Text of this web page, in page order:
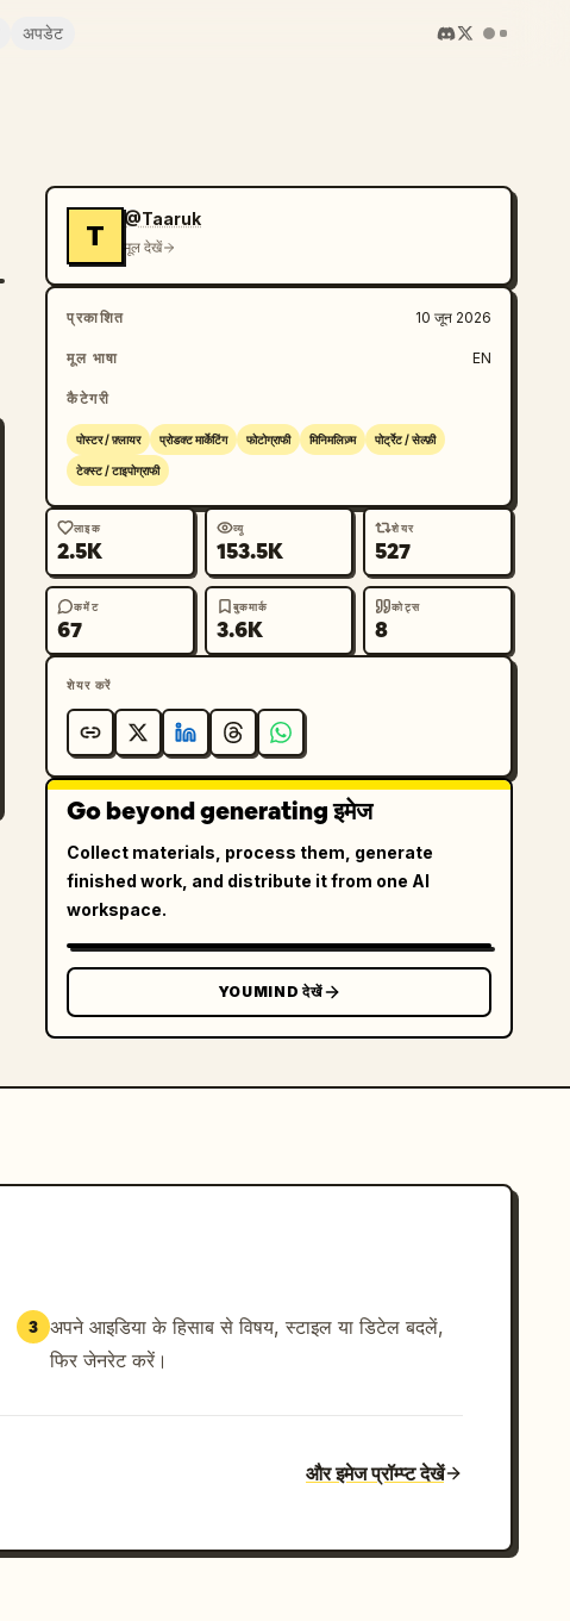
अपडेट
T
@Taaruk
मूल देखें
प्रकाशित 10 जून 2026
मूल भाषा EN
कैटेगरी
पोस्टर / फ़्लायर प्रोडक्ट मार्केटिंग फोटोग्राफी मिनिमलिज़्म पोर्ट्रेट / सेल्फ़ी
टेक्स्ट / टाइपोग्राफी
लाइक
2.5K
व्यू
153.5K
शेयर
527
कमेंट
67
बुकमार्क
3.6K
कोट्स
8
शेयर करें
Go beyond generating इमेज
Collect materials, process them, generate
finished work, and distribute it from one AI
workspace.
YOUMIND देखें
3 अपने आइडिया के हिसाब से विषय, स्टाइल या डिटेल बदलें,
फिर जेनरेट करें।
और इमेज प्रॉम्प्ट देखें